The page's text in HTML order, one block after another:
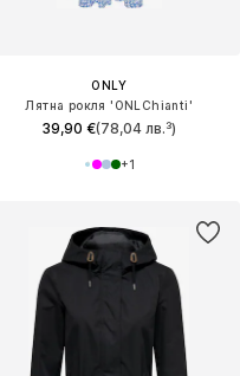
ONLY
Лятна рокля 'ONLChianti'
39,90 €(78,04 лв.³)
+1